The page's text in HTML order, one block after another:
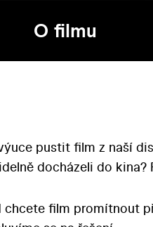
O filmu
pustit film z naší
docházeli do kina?
chcete film promítnout